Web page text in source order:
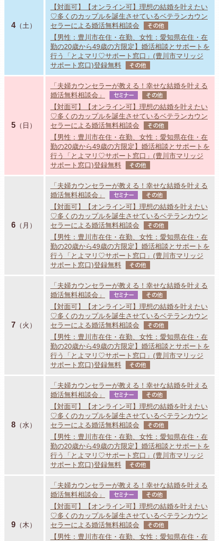
4 （土）
【対面可】【オンライン可】理想の結婚を叶えたい
♡多くのカップルを誕生させているベテランカウン
セラーによる婚活無料相談会
その他
【男性：豊川市在住・在勤、女性：愛知県在住・在
勤の20歳から49歳の方限定】婚活相談とサポートを
行う「とよマリ♡サポート窓口」(豊川市マリッジ
サポート窓口)登録無料
その他
5 （日）
「夫婦カウンセラーが教える！幸せな結婚を叶える
婚活無料相談会」
セミナー その他
【対面可】【オンライン可】理想の結婚を叶えたい
♡多くのカップルを誕生させているベテランカウン
セラーによる婚活無料相談会
その他
【男性：豊川市在住・在勤、女性：愛知県在住・在
勤の20歳から49歳の方限定】婚活相談とサポートを
行う「とよマリ♡サポート窓口」(豊川市マリッジ
サポート窓口)登録無料
その他
6 （月）
「夫婦カウンセラーが教える！幸せな結婚を叶える
婚活無料相談会」
セミナー その他
【対面可】【オンライン可】理想の結婚を叶えたい
♡多くのカップルを誕生させているベテランカウン
セラーによる婚活無料相談会
その他
【男性：豊川市在住・在勤、女性：愛知県在住・在
勤の20歳から49歳の方限定】婚活相談とサポートを
行う「とよマリ♡サポート窓口」(豊川市マリッジ
サポート窓口)登録無料
その他
7 （火）
「夫婦カウンセラーが教える！幸せな結婚を叶える
婚活無料相談会」
セミナー その他
【対面可】【オンライン可】理想の結婚を叶えたい
♡多くのカップルを誕生させているベテランカウン
セラーによる婚活無料相談会
その他
【男性：豊川市在住・在勤、女性：愛知県在住・在
勤の20歳から49歳の方限定】婚活相談とサポートを
行う「とよマリ♡サポート窓口」(豊川市マリッジ
サポート窓口)登録無料
その他
8 （水）
「夫婦カウンセラーが教える！幸せな結婚を叶える
婚活無料相談会」
セミナー その他
【対面可】【オンライン可】理想の結婚を叶えたい
♡多くのカップルを誕生させているベテランカウン
セラーによる婚活無料相談会
その他
【男性：豊川市在住・在勤、女性：愛知県在住・在
勤の20歳から49歳の方限定】婚活相談とサポートを
行う「とよマリ♡サポート窓口」(豊川市マリッジ
サポート窓口)登録無料
その他
9 （木）
「夫婦カウンセラーが教える！幸せな結婚を叶える
婚活無料相談会」
セミナー その他
【対面可】【オンライン可】理想の結婚を叶えたい
♡多くのカップルを誕生させているベテランカウン
セラーによる婚活無料相談会
その他
【男性：豊川市在住・在勤、女性：愛知県在住・在